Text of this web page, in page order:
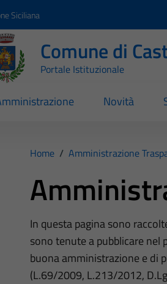
Siciliana
Comune di
Portale Istituzionale
Novità
Home / Amministrazione
In questa pagina sono
sono tenute a pubblicare nel
buona amministrazione e di
(L.69/2009, L.213/2012,